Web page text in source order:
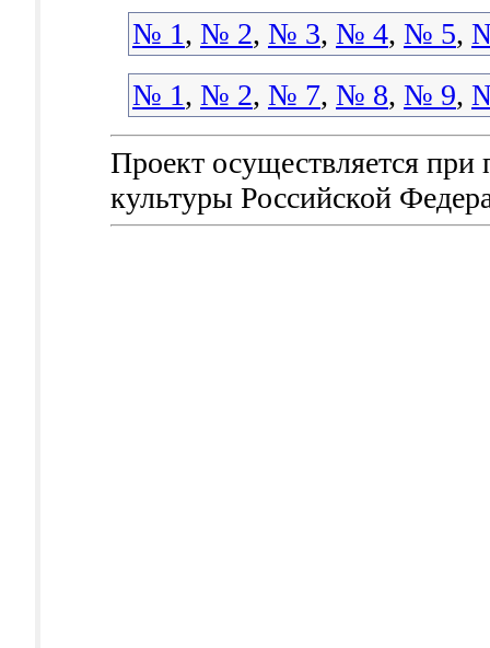
№ 1, № 2, № 3, № 4, № 5,
№ 1, № 2, № 7, № 8, № 9,
Проект осуществляется
культуры Российской